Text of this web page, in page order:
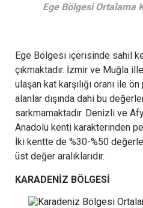
Ege Bölgesi Ortalama
Ege Bölgesi içerisinde sahil
çıkmaktadır. İzmir ve Muğla
ulaşan kat karşılığı oranı ile
alanlar dışında dahi bu
sarkmamaktadır. Denizli ve
Anadolu kenti karakterinden
İki kentte de %30-%50
üst değer aralıklarıdır.
KARADENİZ BÖLGESİ